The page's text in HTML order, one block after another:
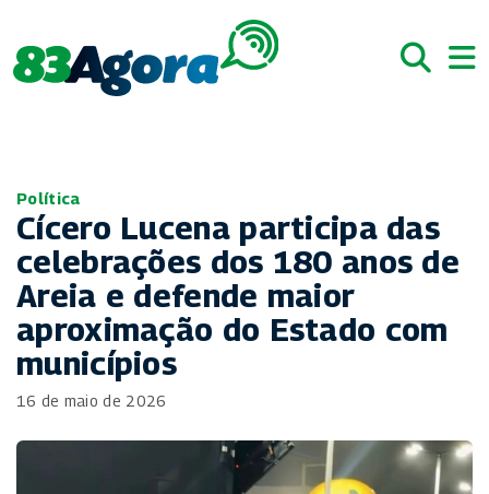
Política
Cícero Lucena participa das
celebrações dos 180 anos de
Areia e defende maior
aproximação do Estado com
municípios
16 de maio de 2026